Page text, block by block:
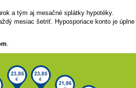
a tým aj mesačné splátky hypotéky.
mesiac šetriť. Hyposporiace konto je úplne
.